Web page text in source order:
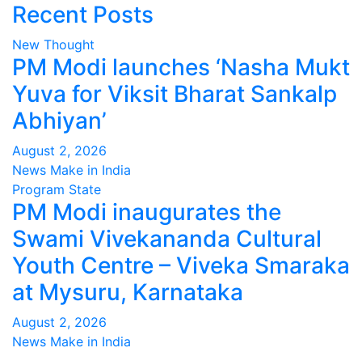
Recent Posts
New Thought
PM Modi launches ‘Nasha Mukt
Yuva for Viksit Bharat Sankalp
Abhiyan’
August 2, 2026
News Make in India
Program State
PM Modi inaugurates the
Swami Vivekananda Cultural
Youth Centre – Viveka Smaraka
at Mysuru, Karnataka
August 2, 2026
News Make in India